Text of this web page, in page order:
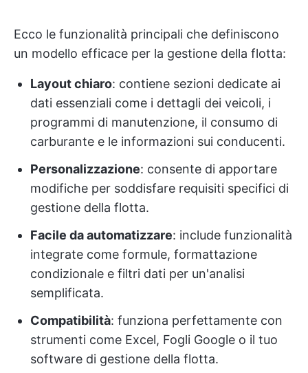
Ecco le funzionalità principali che definiscono
un modello efficace per la gestione della flotta:
Layout chiaro: contiene sezioni dedicate ai
dati essenziali come i dettagli dei veicoli, i
programmi di manutenzione, il consumo di
carburante e le informazioni sui conducenti.
Personalizzazione: consente di apportare
modifiche per soddisfare requisiti specifici di
gestione della flotta.
Facile da automatizzare: include funzionalità
integrate come formule, formattazione
condizionale e filtri dati per un'analisi
semplificata.
Compatibilità: funziona perfettamente con
strumenti come Excel, Fogli Google o il tuo
software di gestione della flotta.